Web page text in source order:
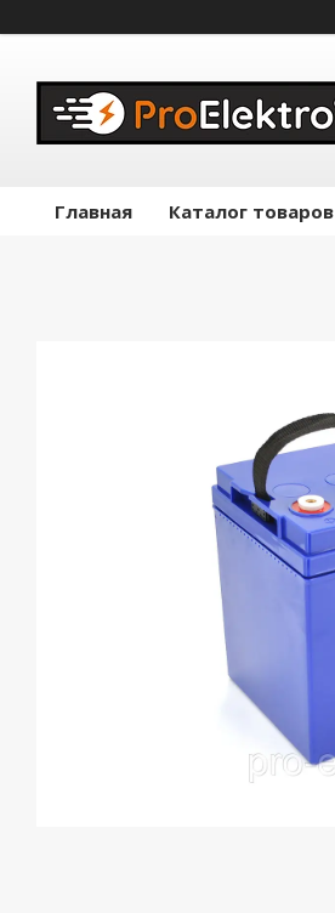
Главная Каталог товаров